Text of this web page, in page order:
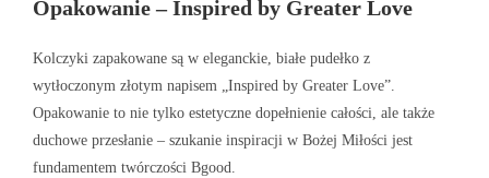
Opakowanie – Inspired by Greater Love
Kolczyki zapakowane są w eleganckie, białe pudełko z
wytłoczonym złotym napisem „Inspired by Greater Love”.
Opakowanie to nie tylko estetyczne dopełnienie całości, ale także
duchowe przesłanie – szukanie inspiracji w Bożej Miłości jest
fundamentem twórczości Bgood.